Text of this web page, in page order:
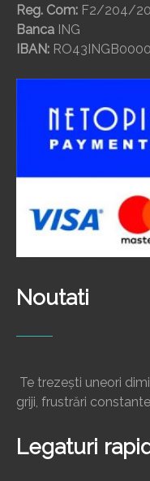
Reg. Com: F2/204/
Banca ING
IBAN:
Noutati
Te trezești uneori
griji, frustrări
Legaturi